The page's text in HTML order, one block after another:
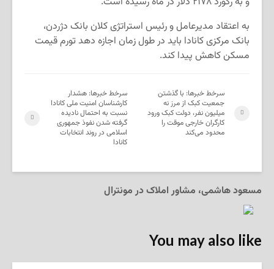
به اعتقاد مدیرعامل و رئیس استراتژی کلان بانک دژردن،
بانک مرکزی کانادا باید در طول زمان اجازه دهد تورم قیمت
مسکن کاهش پیدا کند.
سرخط خبرها: هشدار
کارشناسان امنیت ملی کانادا
نسبت به احتمال نادیده
گرفته شدن نفوذ جمهوری
اسلامی در روند انتخابات
کانادا
سرخط خبرها: با گذشتن
جمعیت کبک از مرز نه
میلیون نفر، دولت کبک ورود
کارگران خارجی موقت را
محدود می‌کند
مسعود هاشمی، مشاور املاک در مونترال
You may also like